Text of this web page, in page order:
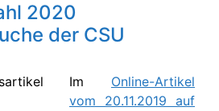
2020
der CSU
Im Online-Artikel
vom 20.11.2019 auf